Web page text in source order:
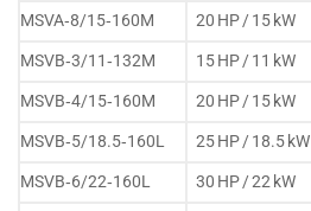
MSVA‑8/15‑160M
20 HP / 15 kW
MSVB‑3/11‑132M
15 HP / 11 kW
MSVB‑4/15‑160M
20 HP / 15 kW
MSVB‑5/18.5‑160L
25 HP / 18.5 kW
MSVB‑6/22‑160L
30 HP / 22 kW